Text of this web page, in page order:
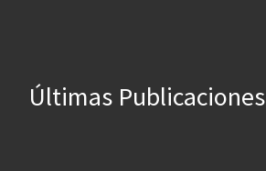
Últimas Publicaciones